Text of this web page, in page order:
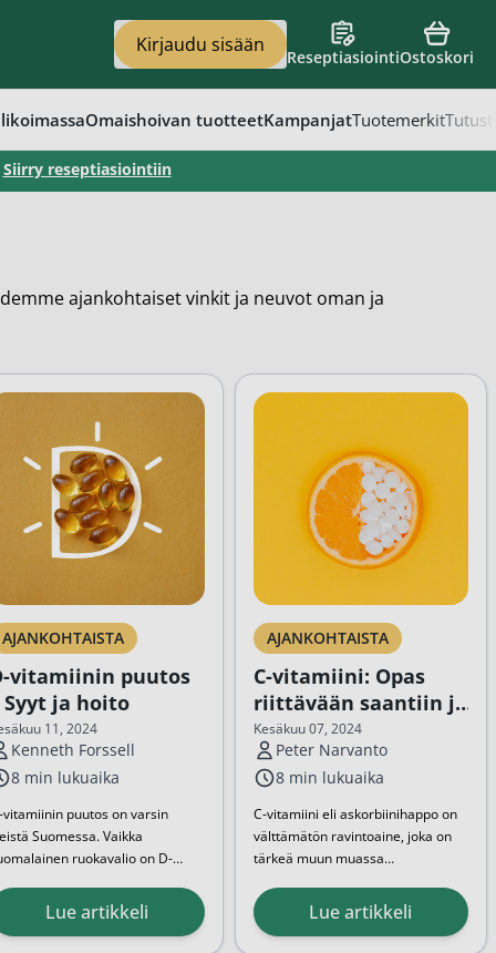
Omaishoivan tuotteetKampanjatTuotemerkit
Kirjaudu sisään
ReseptiasiointiOstoskori
Siirry reseptiasiointiin
ajankohtaiset vinkit ja neuvot oman ja
AJANKOHTAISTA
vitamiinin puutos
Syyt ja hoito
11, 2024
Kenneth Forssell
8 min lukuaika
vitamiinin puutos on varsin
Suomessa. Vaikka
ruokavalio on D-
eli auringonvalo
hyvin vähäiseksi. Kun
Lue artikkeli
AJANKOHTAISTA
C-vitamiini: Opas
riittävään saantiin ja
parhaat valmisteet
Kesäkuu 07, 2024
Peter Narvanto
8 min lukuaika
C-vitamiini eli askorbiinihappo on
välttämätön ravintoaine, joka on
tärkeä muun muassa
ihon terveyden ylläpitämiselle ja
raudan imeytymiselle.
vinkit tämän supervitamiinin
riittävään saantiin...
Lue artikkeli